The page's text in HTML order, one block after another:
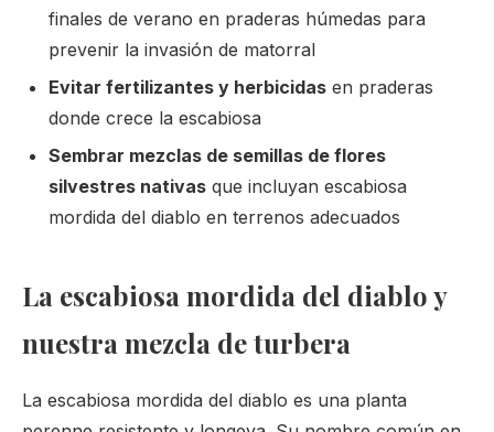
finales de verano en praderas húmedas para
prevenir la invasión de matorral
Evitar fertilizantes y herbicidas en praderas
donde crece la escabiosa
Sembrar mezclas de semillas de flores
silvestres nativas que incluyan escabiosa
mordida del diablo en terrenos adecuados
La escabiosa mordida del diablo y
nuestra mezcla de turbera
La escabiosa mordida del diablo es una planta